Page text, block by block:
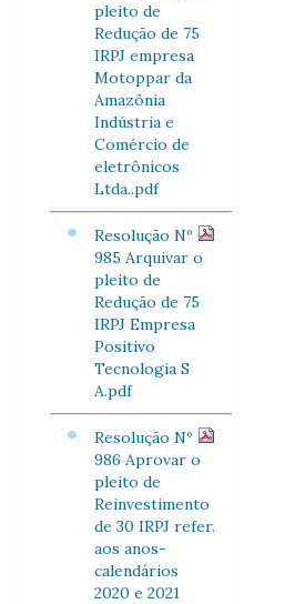
pleito de
Redução de 75
IRPJ empresa
Motoppar da
Amazônia
Indústria e
Comércio de
eletrônicos
Ltda..pdf
Resolução Nº
985 Arquivar o
pleito de
Redução de 75
IRPJ Empresa
Positivo
Tecnologia S
A.pdf
Resolução Nº
986 Aprovar o
pleito de
Reinvestimento
de 30 IRPJ refer.
aos anos-
calendários
2020 e 2021